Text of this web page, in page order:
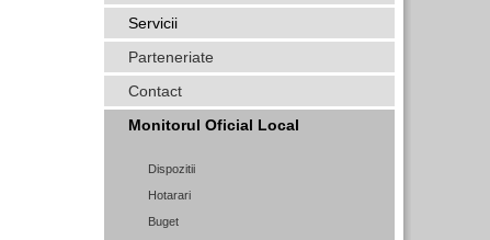
Servicii
Parteneriate
Contact
Monitorul Oficial Local
Dispozitii
Hotarari
Buget